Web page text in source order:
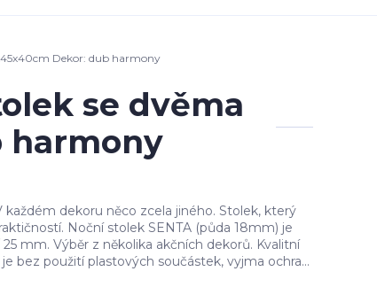
Dekor: dub harmony
se dvěma
harmony
každém dekoru něco zcela jiného. Stolek, který
Noční stolek SENTA (půda 18mm) je
mm. Výběr z několika akčních dekorů. Kvalitní
bez použití plastových součástek, vyjma ochra...